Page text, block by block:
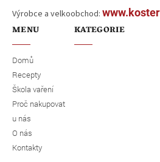
Výrobce a velkoobchod:
MENU
Domů
Recepty
Škola vaření
Proč nakupovat
u nás
O nás
Kontakty
KATEGORIE